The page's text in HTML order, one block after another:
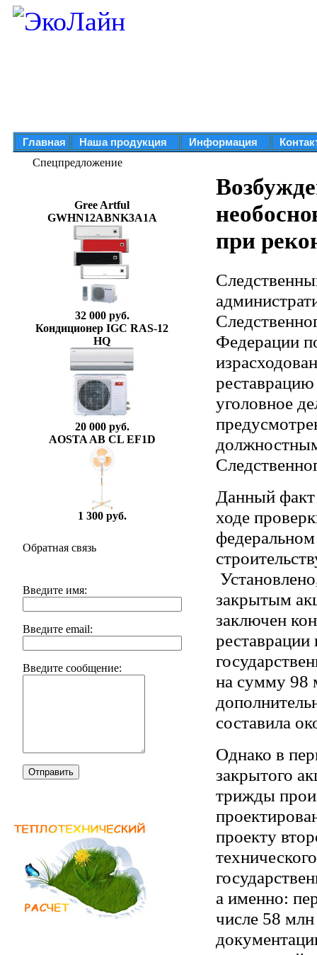
Главная Наша продукция Информация
Спецпредложение
Gree Artful
GWHN12ABNK3A1A
32 000 руб.
Кондиционер IGC RAS-12
HQ
20 000 руб.
AOSTA AB CL EF1D
1 300 руб.
Обратная связь
Введите имя:
Введите email:
Введите сообщение:
Отправить
при
Федерации
уголовное
Данный факт
ходе
закрытым
заключен
реставрации
на сумму 98
составила
Однако в
закрытого
трижды
проекту
а именно:
числе 58